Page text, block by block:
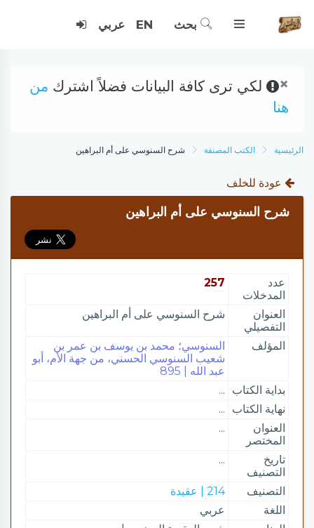
بحث EN عربي
× لكي ترى كافة البيانات فضلاً اشترك من
هنا
الرئيسية الكتب المصنفة شرح السنوسي على أم البراهين
عودة للخلف
شرح السنوسي على أم البراهين
عدد
المدخلات
257
العنوان
التفصيلي
شرح السنوسي على أم البراهين
المؤلف
السنوسي؛ محمد بن يوسف بن عمر بن
شعيب السنوسي الحسني، من جهة الأم، أبو
عبد الله | 895
بداية الكتاب
...
نهاية الكتاب
...
العنوان
المختصر
...
تاريخ
التصنيف
...
التصنيف
214 | عقيدة
اللغة
عربي